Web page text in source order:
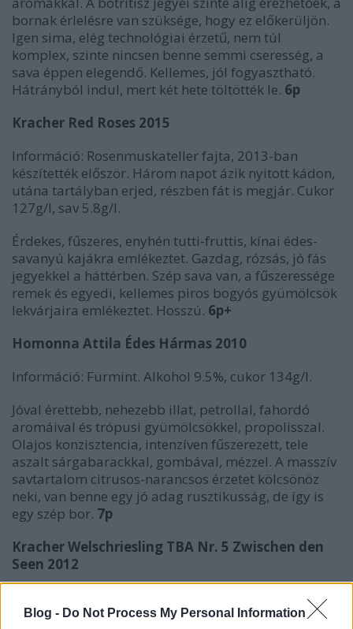
Blog - Do Not Process My Personal Information
bornak érlelésre van szüksége, hogy ez előkerüljön.
Igen sima, elég technológiai érzetű, nem túl
komplex, szinte nincsen benne semmi cseresség, a
sava éppen elegendő. Kellemes, jól fogyasztható.
Hátrányból indul, mert két hete töltötték le. 6p
Kracher Red Roses 2015
Információ: Rosenmuskateller fajta, 2013-ban
készítették először. Három napot ázik nyitott kádon,
utána tartályban erjed, részben fát is megjár. Cukor
127g/l, sav 5.8g/l.
Érdekes, fűszeres, enyhén tutti-fruttis, kínai édes-
savanyú kajákra emlékeztet. Gazdag, rózsás, jó fás
jegyekkel a háttérben. Szép sava van, a fűszeressége
remek és egyedi, kellemes piros bogyós gyümölcsök
lekvárjaira emlékeztet. Hosszú. 6p+
Homonna Attila Édes Hármas 2010
Információ: Furmint. Alkohol 9.5%, cukor 134g/l.
Jóval érettebb, nehezebb illat, petrollal, fahordó
aromáival és trópusi gyümölcsökkel, propolisszal.
Olajos konzisztencia, intenzíven fűszerezett, tele
aszalt sárgabarackkal, gombával, mézzel. A masszív
savtartalom citrusos-narancsos érzetet kölcsönöz
neki, van benne egy jó adag rusztikusság, de így is
egy szép bor. 7p
Kracher Welschriesling TBA Nr. 5 Zwischen den
Seen 2012
Információ: 100% olaszrizling. Meleg és száraz év, 1-
10 számmal készültek TBA-k. 18 hónap acél. Alkohol